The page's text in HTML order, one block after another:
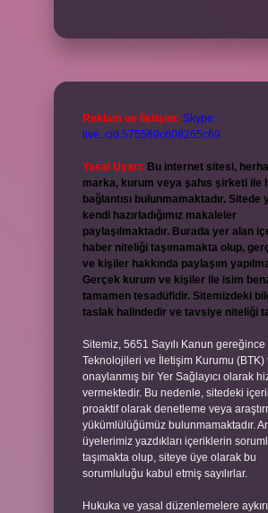
Reklam ve İletişim: Skype:
live:.cid.575569c608265c69
Yasal Uyarı: Bu internet sitesi,
marka, kurum veya şahıs şirketi ile
bağlantısı bulunmamaktadır. Sitede
kendi hazırladığımız makaleler
paylaşılmaktadır. Burada yer alan
haber niteliği taşımamakta olup,
ve kişiler hakkında paylaşım
Gerçek kurum ve kişiler ile isim
tamamen tesadüfidir. Sitemizdeki
taslak halindedir ve tavsiye niteliği
Sitemiz, 5651 Sayılı Kanun gereğince
Teknolojileri ve İletişim Kurumu (BTK)
onaylanmış bir Yer Sağlayıcı olarak
vermektedir. Bu nedenle, sitedeki
proaktif olarak denetleme veya
yükümlülüğümüz bulunmamaktadır.
üyelerimiz yazdıkları içeriklerin
taşımakta olup, siteye üye olarak bu
sorumluluğu kabul etmiş sayılırlar.
Hukuka ve yasal düzenlemelere